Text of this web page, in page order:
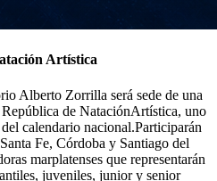
Artística
Alberto Zorrilla será sede de una
de NataciónArtística, uno
calendario nacional.Participarán
Fe, Córdoba y Santiago del
marplatenses que representarán
juveniles, junior y senior